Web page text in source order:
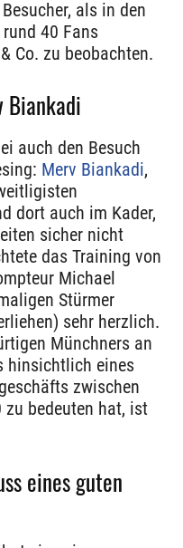
als in den
40 Fans
Co. zu beobachten.
Biankadi
auch den Besuch
Merv Biankadi,
dort auch im Kader,
sicher nicht
das Training von
Michael
Stürmer
sehr herzlich.
Münchners an
hinsichtlich eines
zwischen
zu bedeuten hat, ist
eines guten